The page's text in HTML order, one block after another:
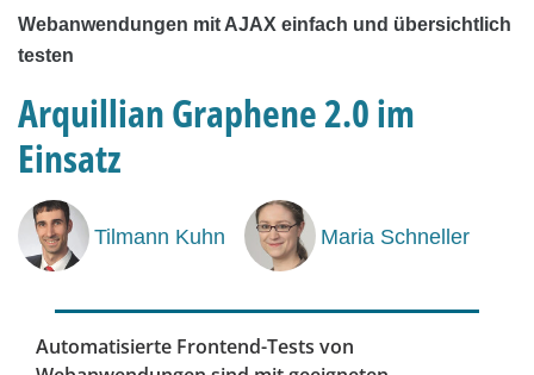
Webanwendungen mit AJAX einfach und übersichtlich
testen
Arquillian Graphene 2.0 im
Einsatz
Tilmann Kuhn Maria Schneller
Automatisierte Frontend-Tests von